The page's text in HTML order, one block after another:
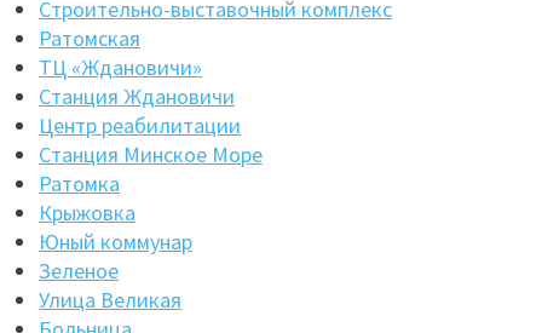
Строительно-выставочный комплекс
Ратомская
ТЦ «Ждановичи»
Станция Ждановичи
Центр реабилитации
Станция Минское Море
Ратомка
Крыжовка
Юный коммунар
Зеленое
Улица Великая